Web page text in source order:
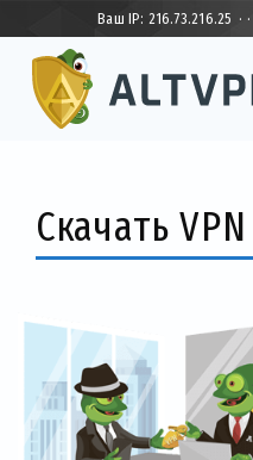
Ваш IP: 216.73.216.25 · ·
Скачать